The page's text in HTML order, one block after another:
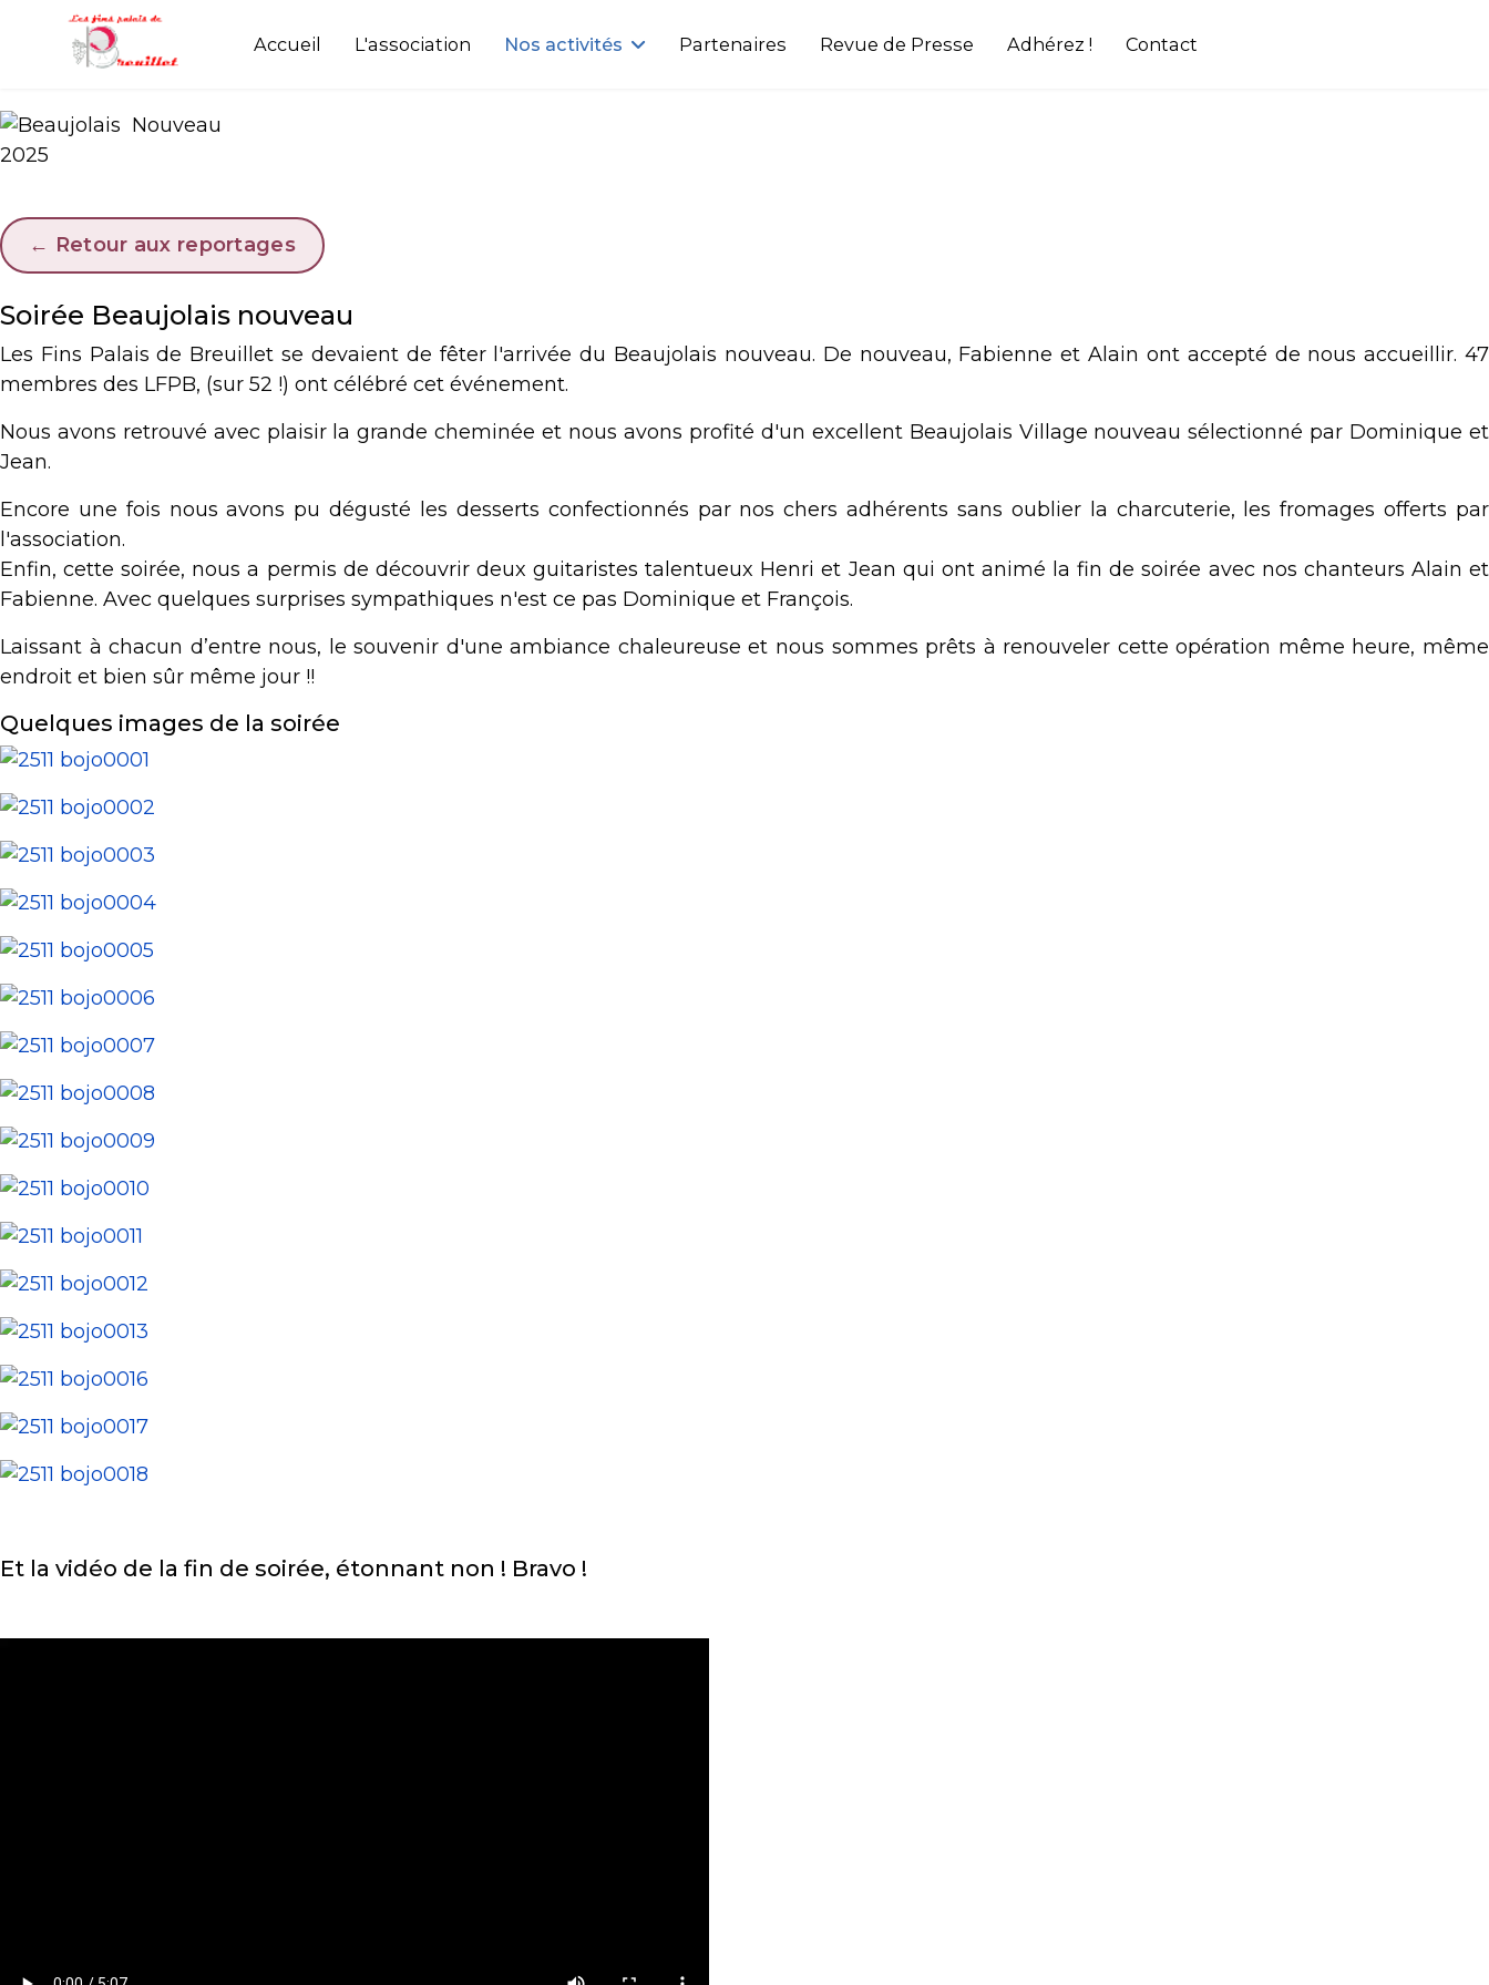
Accueil L'association Nos activités Partenaires Revue de Presse Adhérez ! Contact
← Retour aux reportages
Soirée Beaujolais nouveau
Les Fins Palais de Breuillet se devaient de fêter l'arrivée du Beaujolais nouveau. De nouveau, Fabienne et Alain ont accepté de nous accueillir. 47
membres des LFPB, (sur 52 !) ont célébré cet événement.
Nous avons retrouvé avec plaisir la grande cheminée et nous avons profité d'un excellent Beaujolais Village nouveau sélectionné par Dominique et
Jean.
Encore une fois nous avons pu dégusté les desserts confectionnés par nos chers adhérents sans oublier la charcuterie, les fromages offerts par
l'association.
Enfin, cette soirée, nous a permis de découvrir deux guitaristes talentueux Henri et Jean qui ont animé la fin de soirée avec nos chanteurs Alain et
Fabienne. Avec quelques surprises sympathiques n'est ce pas Dominique et François.
Laissant à chacun d’entre nous, le souvenir d'une ambiance chaleureuse et nous sommes prêts à renouveler cette opération même heure, même
endroit et bien sûr même jour !!
Quelques images de la soirée
Et la vidéo de la fin de soirée, étonnant non ! Bravo !